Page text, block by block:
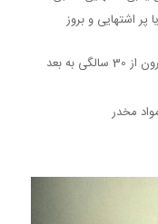
اشتهایی و بروز
بعد
مخدر